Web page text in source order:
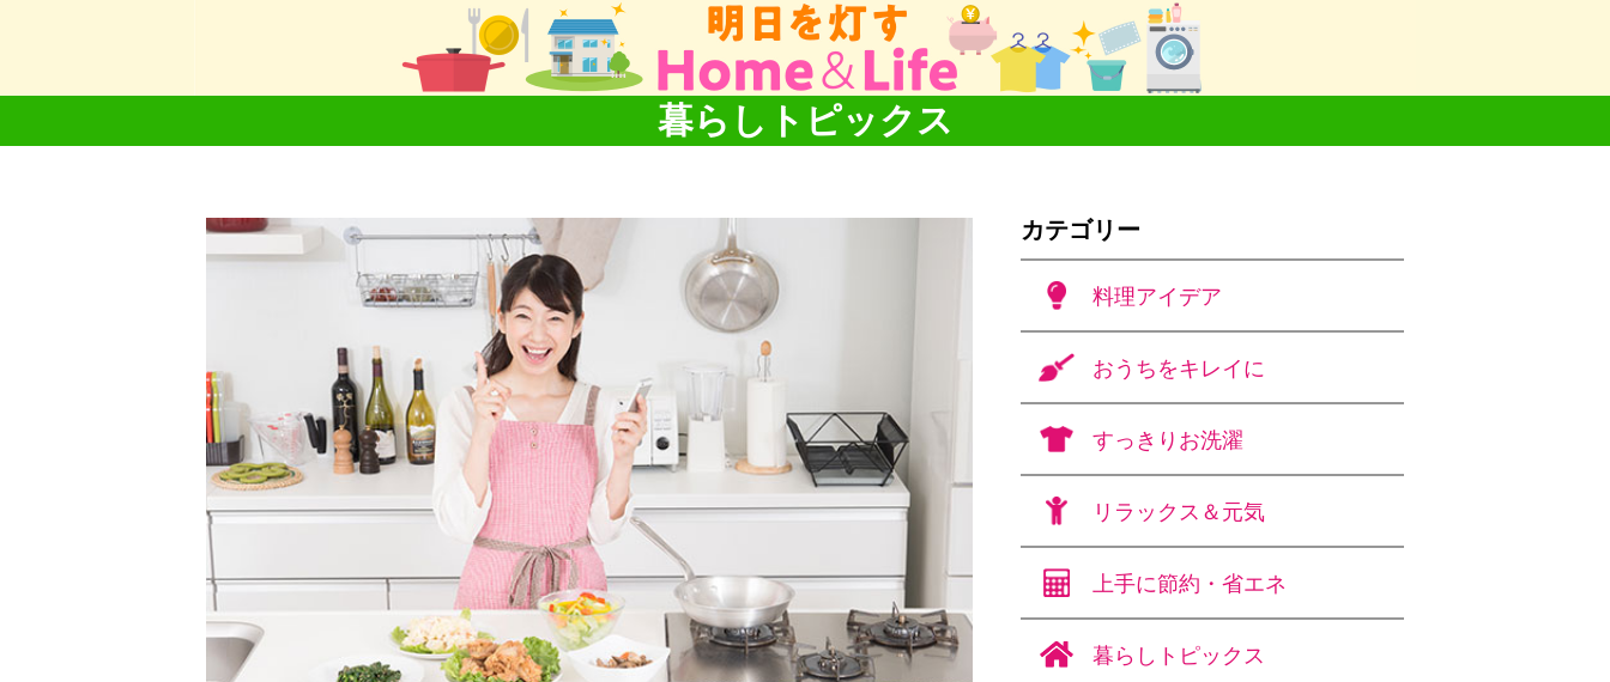
暮らしトピックス
カテゴリー
料理アイデア
おうちをキレイに
すっきりお洗濯
リラックス＆元気
上手に節約・省エネ
暮らしトピックス